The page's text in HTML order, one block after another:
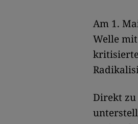
Am 1.
Welle
Direkt